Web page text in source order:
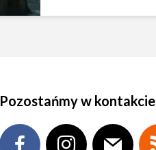
Pozostańmy w kontakcie